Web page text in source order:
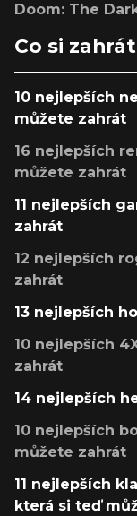
Doom: The
Co si zahrát
10 nejlepších
můžete zahrát
16 nejlepších
můžete zahrát
11 nejlepších
zahrát
12 nejlepších
zahrát
13 nejlepších
10 nejlepších
zahrát
14 nejlepších
10 nejlepších
můžete zahrát
11 nejlepších
která si teď